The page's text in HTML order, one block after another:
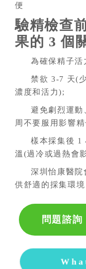
便
驗精檢查
果的 3 個
為確保精子活
禁欲 3-7 天(
濃度和活力);
避免劇烈運動
周不要服用影響
樣本採集後 1
溫(過冷或過熱會
深圳怡康醫院
供舒適的採集環
問題諮詢